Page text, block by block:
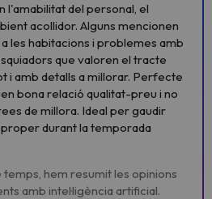
l'amabilitat del personal, el
acollidor. Alguns mencionen
a les habitacions i problemes amb
que valoren el tracte
i amb detalls a millorar. Perfecte
bona relació qualitat-preu i no
de millora. Ideal per gaudir
durant la temporada
hem resumit les opinions
amb intel·ligència artificial.